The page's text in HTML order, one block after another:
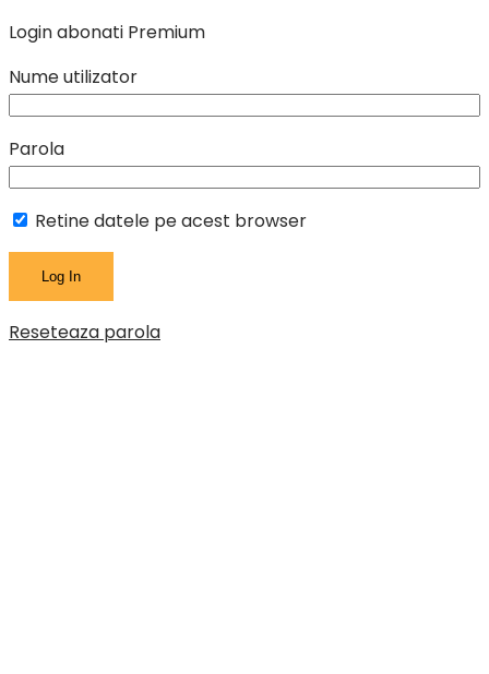
Login abonati Premium
Nume utilizator
Parola
Retine datele pe acest browser
Reseteaza parola